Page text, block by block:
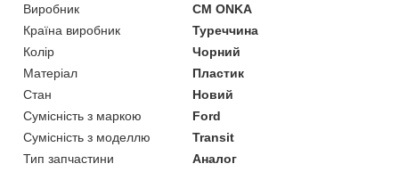
Виробник
CM ONKA
Країна виробник
Туреччина
Колір
Чорний
Матеріал
Пластик
Стан
Новий
Сумісність з маркою
Ford
Сумісність з моделлю
Transit
Тип запчастини
Аналог